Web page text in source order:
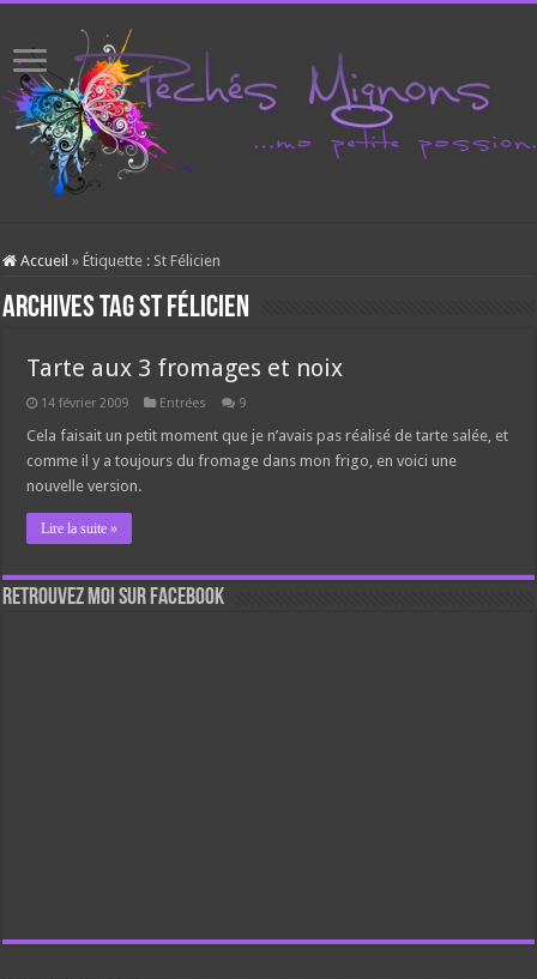
Accueil » Étiquette : St Félicien
Archives tagSt Félicien
Tarte aux 3 fromages et noix
14 février 2009 Entrées 9
Cela faisait un petit moment que je n’avais pas réalisé de tarte salée, et
comme il y a toujours du fromage dans mon frigo, en voici une
nouvelle version.
Lire la suite »
Retrouvez moi sur Facebook